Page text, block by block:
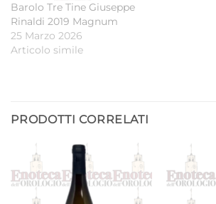
Barolo Tre Tine Giuseppe
Rinaldi 2019 Magnum
25 Marzo 2026
Articolo simile
PRODOTTI CORRELATI